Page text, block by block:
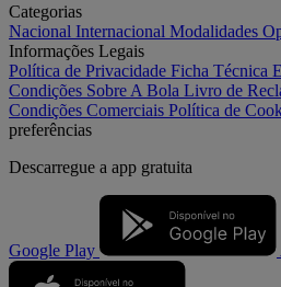
Categorias
Nacional Internacional Modalidades
Informações Legais
Política de Privacidade Ficha Técnica
Condições Sobre A Bola Livro de
Condições Comerciais Política de
preferências
Descarregue a app gratuita
Google Play